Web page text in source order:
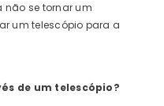
não se tornar um
um telescópio para a
de um telescópio?